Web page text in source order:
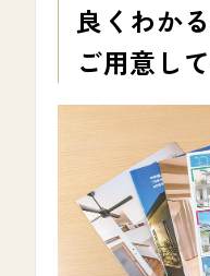
良くわかる
ご用意し